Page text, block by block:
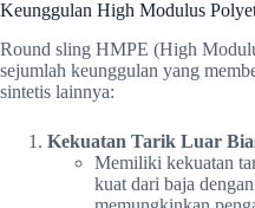
Keunggulan High Modulus
Round sling HMPE (High
sejumlah keunggulan yang
sintetis lainnya:
Kekuatan Tarik Luar
Memiliki kekuatan
kuat dari baja